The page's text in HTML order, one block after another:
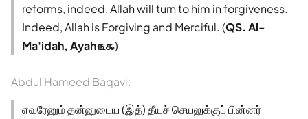
reforms, indeed, Allah will turn to him in forgiveness.
Indeed, Allah is Forgiving and Merciful. (QS. Al-
Ma'idah, Ayah ௩௯)
Abdul Hameed Baqavi:
எவரேனும் தன்னுடைய (இத்) தீயச் செயலுக்குப் பின்னர்